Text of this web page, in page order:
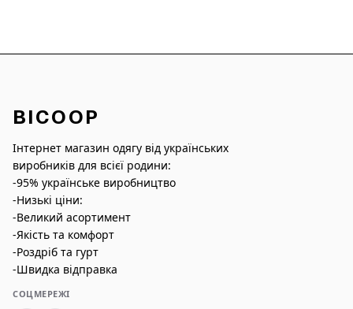
BICOOP
Інтернет магазин одягу від українських
виробників для всієї родини:
-95% українське виробництво
-Низькі ціни:
-Великий асортимент
-Якість та комфорт
-Роздріб та гурт
-Швидка відправка
СОЦМЕРЕЖІ